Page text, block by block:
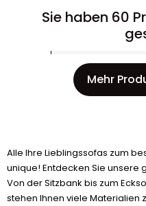
Sie haben 60
Mehr
Alle Ihre Lieblingssofas zum
unique! Entdecken Sie unsere
Von der Sitzbank bis zum
stehen Ihnen viele Materialien